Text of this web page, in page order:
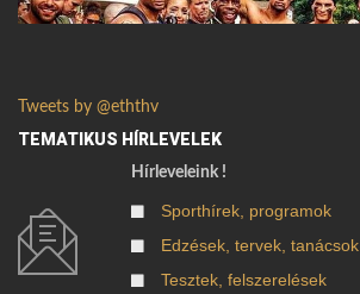
Tweets by @eththv
TEMATIKUS HÍRLEVELEK
Hírleveleink !
Sporthírek, programok
Edzések, tervek, tanácsok
Tesztek, felszerelések